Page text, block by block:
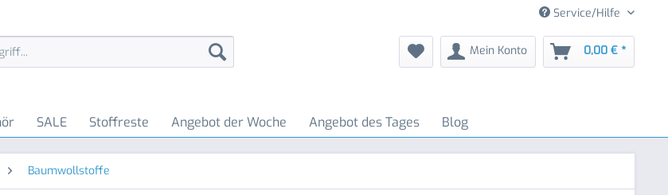
Service/Hilfe
Mein Konto 0,00 € *
SALE Stoffreste Angebot der Woche Angebot des Tages Blog
Baumwollstoffe